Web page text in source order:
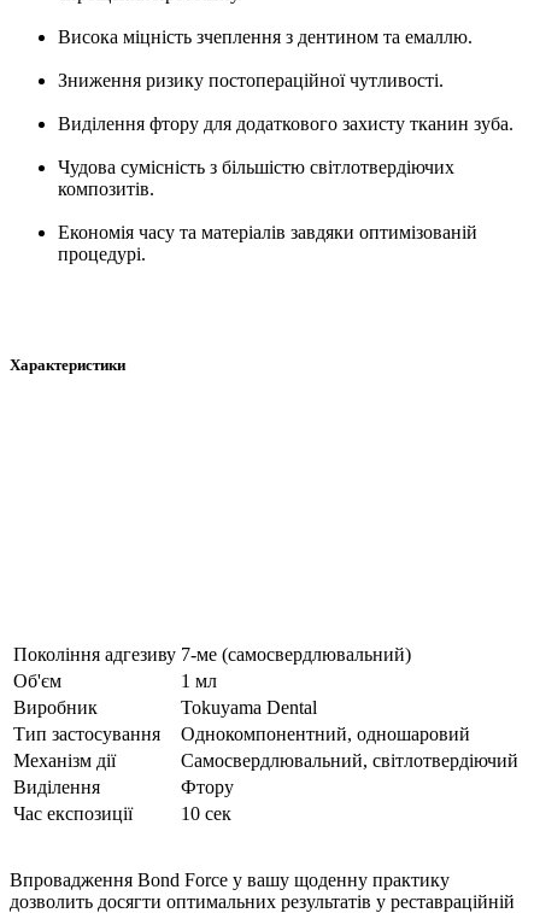
Висока міцність зчеплення з дентином та емаллю.
Зниження ризику постопераційної чутливості.
Виділення фтору для додаткового захисту тканин зуба.
Чудова сумісність з більшістю світлотвердіючих
композитів.
Економія часу та матеріалів завдяки оптимізованій
процедурі.
Характеристики
Покоління адгезиву 7-ме (самосвердлювальний)
Об'єм
1 мл
Виробник
Tokuyama Dental
Тип застосування
Однокомпонентний, одношаровий
Механізм дії
Самосвердлювальний, світлотвердіючий
Виділення
Фтору
Час експозиції
10 сек
Впровадження Bond Force у вашу щоденну практику
дозволить досягти оптимальних результатів у реставраційній